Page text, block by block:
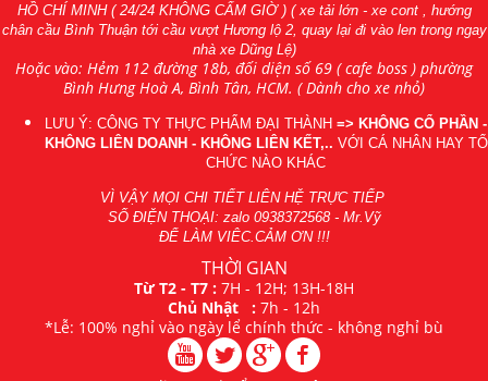
HỒ CHÍ MINH ( 24/24 KHÔNG CẤM GIỜ ) ( xe tải lớn - xe cont , hướng
chân cầu Bình Thuận tới cầu vượt Hương lộ 2, quay lại đi vào len trong ngay
nhà xe Dũng Lệ)
Hoặc vào: Hẻm 112 đường 18b, đối diện số 69 ( cafe boss ) phường
Bình Hưng Hoà A, Bình Tân, HCM. ( Dành cho xe nhỏ)
LƯU Ý: CÔNG TY THỰC PHẨM ĐẠI THÀNH => KHÔNG CỔ PHẦN -
KHÔNG LIÊN DOANH - KHÔNG LIÊN KẾT,.. VỚI CÁ NHÂN HAY TỔ
CHỨC NÀO KHÁC
VÌ VẬY MỌI CHI TIẾT LIÊN HỆ TRỰC TIẾP
SỐ ĐIỆN THOẠI: zalo 0938372568- Mr.Vỹ
ĐỂ LÀM VIÊC.CẢM ƠN !!!
THỜI GIAN
Từ T2 - T7 : 7H - 12H; 13H-18H
Chủ Nhật : 7h - 12h
*Lễ: 100% nghỉ vào ngày lể chính thức - không nghỉ bù